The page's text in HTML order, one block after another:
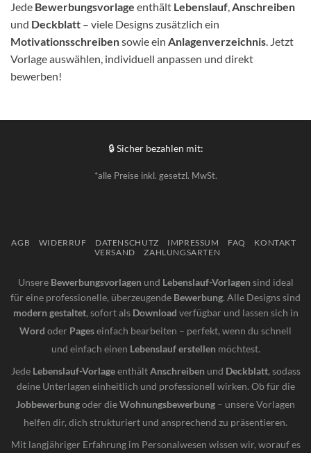
Jede Bewerbungsvorlage enthält Lebenslauf,Anschreiben
und Deckblatt – viele Designs zusätzlich ein
Motivationsschreibensowie ein Anlagenverzeichnis. Jetzt
Vorlage auswählen, individuell anpassen und direkt
bewerben!
🔒 Sicher bezahlen mit:
*alle Preise inkl. gesetzl. MwSt.
AGB WIDERRUF DATENSCHUTZ IMPRESSUM FAQ
KONTAKT
VERSAND
ZAHLUNGSARTEN
Unsere Bewerbungsvorlagen und Lebenslauf-Vorlagen sind ideal
für eine professionelle, überzeugende Bewerbung. Alle Designs sind
modern gestaltet, sofort als Download verfügbar und lassen sich in
Word oder Pageseinfach bearbeiten – perfekt, wenn du schnell
und einfach einen Lebenslauf erstellen möchtest.
Jede Lebenslauf-VorlageenthältAnschreiben und Deckblatt, sodass
deine Unterlagen einheitlich und professionell wirken. Ob für die
Jobbewerbungoder dieWohnungsbewerbung – unsere Vorlagen
helfen dir, dich strukturiert und ansprechend zu präsentieren.
Mit langjähriger Erfahrung im Personalwesen wissen wir, worauf es